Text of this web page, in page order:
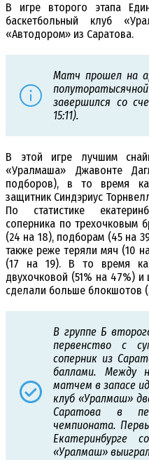
В игре второго этапа
баскетбольный клуб
«Автодором» из Саратова.
Матч прошел на
завершился со
15:11).
В этой игре лучшим
«Уралмаша» Джавонте
подборов), в то время
защитник Синдэриус
По статистике
соперника по трехочковым
(24 на 18), подборам (45 на
также реже теряли мяч (10
(17 на 19). В то время
двухочковой (51% на 47%)
сделали больше блокшотов
В группе Б
первенство с
соперник из
баллами. Между
матчем в запасе
клуб «Уралмаш»
Саратова в
чемпионата.
Екатеринбурге
«Уралмаш»